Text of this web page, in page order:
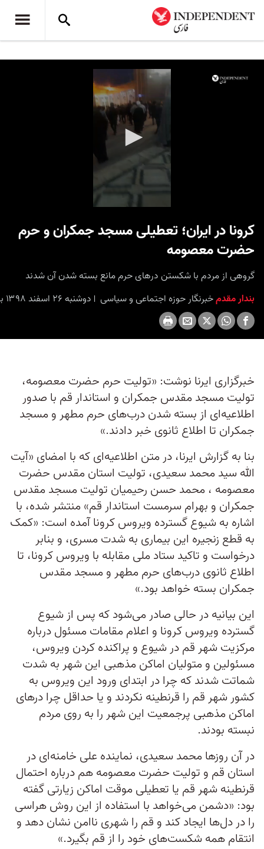
14کرونا در ایران؛ تعطیلی مسجد جمکران و حرم
حضرت معصومه
گروهی از مردم با شکستن درهای حرم مانع بسته شدن آن شدند
بندار مقدمخبرنگار حوزه اجتماعی و سیاسی دوشنبه ۲۶ اسفند ۱۳۹۸ برابر با ۱۶ مارس ۲۰۲۰ ۱۹:۳۰
خبرگزاری ایرنا نوشت: «تولیت حرم حضرت معصومه،
تولیت مسجد مقدس جمکران و استاندار قم با صدور
اطلاعیه‌ای از بسته شدن درب‌های حرم مطهر و مسجد
جمکران تا اطلاع ثانوی خبر دادند.»
بنا به گزارش ایرنا، در متن اطلاعیه‌ای که با امضای «آیت
الله سید محمد سعیدی، تولیت استان مقدس حضرت
معصومه ، محمد حسن رحیمیان تولیت مسجد مقدس
جمکران و بهرام سرمست استاندار قم» منتشر شده، با
اشاره به شیوع گسترده ویروس کرونا آمده است: «کمک
به قطع زنجیره این بیماری به شدت مسری، و بنابر
درخواست و تاکید ستاد ملی مقابله با ویروس کرونا، تا
اطلاع ثانوی درب‌های حرم مطهر و مسجد مقدس
جمکران بسته خواهد بود.»
این بیانیه در حالی صادر می‌شود که پس از شیوع
گسترده ویروس کرونا و اعلام مقامات مسئول درباره
مرکزیت شهر قم در شیوع و پراکنده کردن ویروس،
مسئولین و متولیان اماکن مذهبی این شهر به شدت
شماتت شدند که چرا در ابتدای ورود این ویروس به
کشور شهر قم را قرنطینه نکردند و یا حداقل چرا درهای
اماکن مذهبی پرجمعیت این شهر را به روی مردم
نبسته بودند.
در آن روزها محمد سعیدی، نماینده علی خامنه‌‌ای در
استان قم و تولیت حضرت معصومه هم درباره احتمال
قرنطینه شهر قم یا تعطیلی موقت اماکن زیارتی گفته
بود: «دشمن می‌خواهد با استفاده از این روش هراسی
را در دل‌ها ایجاد کند و قم را شهری ناامن نشان دهد و
انتقام همه شکست‌های خود را از قم بگیرد.»